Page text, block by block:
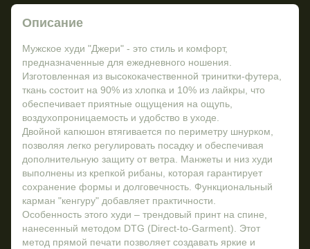
Описание
Мужское худи "Джери" - это стиль и комфорт,
предназначенные для ежедневного ношения.
Изготовленная из высококачественной тринитки-футера,
ткань состоит на 90% из хлопка и 10% из лайкры, что
обеспечивает приятные ощущения на ощупь,
воздухопроницаемость и удобство в уходе.
Двойной капюшон втягивается по периметру шнурком,
позволяя легко регулировать посадку и обеспечивая
дополнительную защиту от ветра. Манжеты и низ худи
выполнены из крепкой рибаны, которая гарантирует
сохранение формы и долговечность. Функциональный
карман "кенгуру" добавляет практичности.
Особенность этого худи – трендовый принт на спине,
нанесенный методом DTG (Direct-to-Garment). Этот
метод прямой печати позволяет создавать яркие и